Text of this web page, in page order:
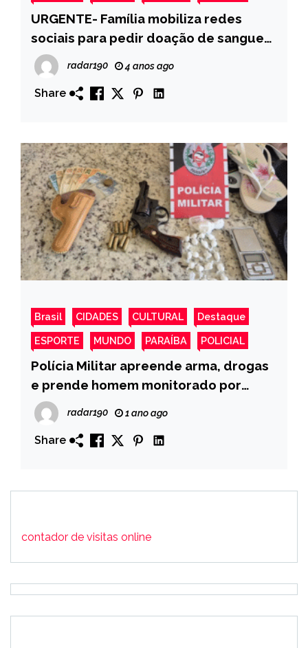
URGENTE- Família mobiliza redes
sociais para pedir doação de sangue
para Senhora de 77 anos natural de
Mata grande- Conceição
radar190 4 anos ago
Share
Brasil CIDADES CULTURAL Destaque
ESPORTE MUNDO PARAÍBA POLICIAL
Polícia Militar apreende arma, drogas
e prende homem monitorado por
tornozeleira eletrônica em Catolé do
Rocha
radar190 1 ano ago
Share
contador de visitas online